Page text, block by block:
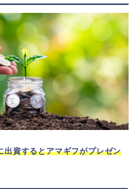
出資するとアマギフがプレゼン